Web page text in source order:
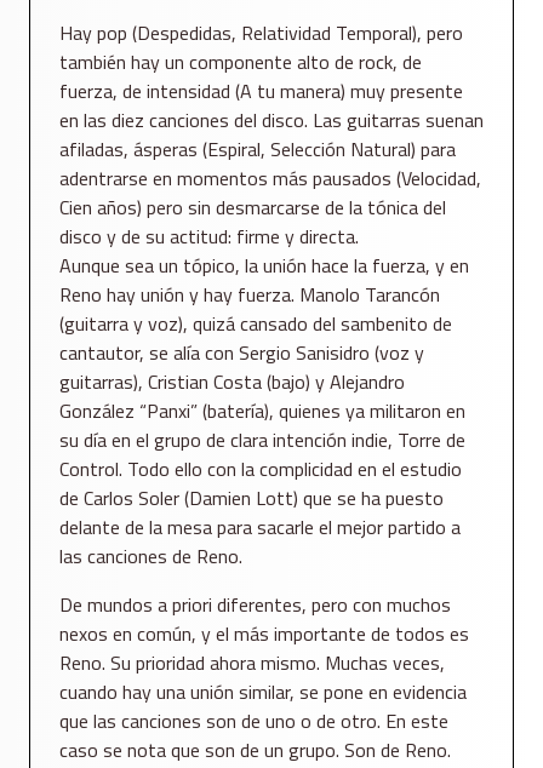
Hay pop (Despedidas, Relatividad Temporal), pero
también hay un componente alto de rock, de
fuerza, de intensidad (A tu manera) muy presente
en las diez canciones del disco. Las guitarras suenan
afiladas, ásperas (Espiral, Selección Natural) para
adentrarse en momentos más pausados (Velocidad,
Cien años) pero sin desmarcarse de la tónica del
disco y de su actitud: firme y directa.
Aunque sea un tópico, la unión hace la fuerza, y en
Reno hay unión y hay fuerza. Manolo Tarancón
(guitarra y voz), quizá cansado del sambenito de
cantautor, se alía con Sergio Sanisidro (voz y
guitarras), Cristian Costa (bajo) y Alejandro
González “Panxi” (batería), quienes ya militaron en
su día en el grupo de clara intención indie, Torre de
Control. Todo ello con la complicidad en el estudio
de Carlos Soler (Damien Lott) que se ha puesto
delante de la mesa para sacarle el mejor partido a
las canciones de Reno.
De mundos a priori diferentes, pero con muchos
nexos en común, y el más importante de todos es
Reno. Su prioridad ahora mismo. Muchas veces,
cuando hay una unión similar, se pone en evidencia
que las canciones son de uno o de otro. En este
caso se nota que son de un grupo. Son de Reno.